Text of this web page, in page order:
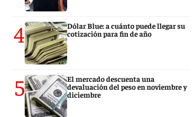
4
Dólar Blue: a cuánto puede llegar su
cotización para fin de año
5
El mercado descuenta una
devaluación del peso en noviembre y
diciembre